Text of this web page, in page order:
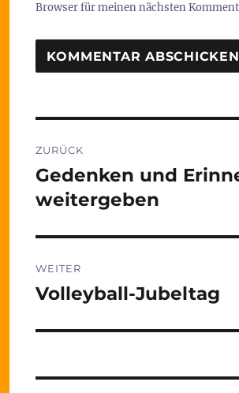
Browser für meinen nächsten
ZURÜCK
Vorheriger
Beitrag:
Gedenken und
weitergeben
WEITER
Nächster
Volleyball-Jubeltag